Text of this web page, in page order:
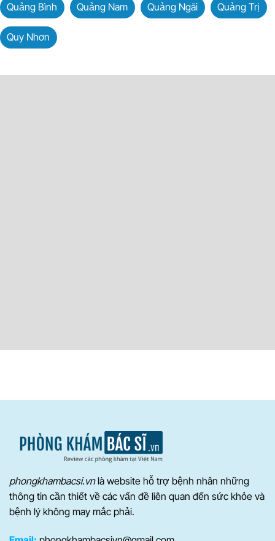
Quảng Bình Quảng Nam Quảng Ngãi Quảng Trị
Quy Nhơn
phongkhambacsi.vnlà website hỗ trợ bệnh nhân những
thông tin cần thiết về các vấn đề liên quan đến sức khỏe và
bệnh lý không may mắc phải.